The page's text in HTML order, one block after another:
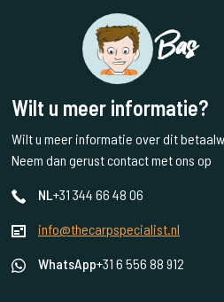
Bas
Wilt u meer informatie?
Wilt u meer informatie over dit
Neem dan gerust contact met ons op
NL+31 344 66 48 06
info@thecarpspecialist.nl
WhatsApp+31 6 556 88 912